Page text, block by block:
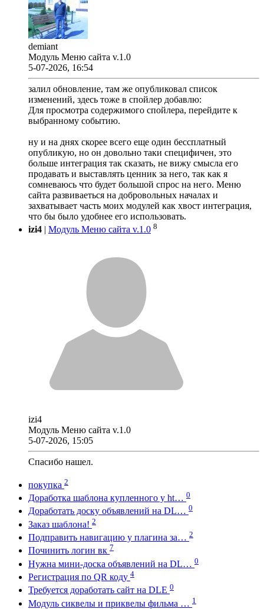
demiant
Модуль Меню сайта v.1.0
5-07-2026, 16:54
залил обновление, там же опубликовал список
изменений, здесь тоже в спойлер добавлю:
Для просмотра содержимого спойлера, перейдите к
выбранному событию.
ну и на днях скорее всего еще один бессплатный
опубликую, но он довольно таки специфичен, это
больше интеграция так сказать, не вижу смысла его
продавать и выставлять ценник за него, так как я
сомневаюсь что будет большой спрос на него. Меню
сайта развиваеться на добровольных началах и
захватывает часть моих модулей как хвост интеграция,
что бы было удобнее его использовать.
izi4
Модуль Меню сайта v.1.0 8
izi4
Модуль Меню сайта v.1.0
5-07-2026, 15:05
Спасибо нашел.
покупка 2
Доработка шаблона купленного у ht… 0
Доработать доску объявлений на DL… 0
Заказ шаблона! 2
Подправить навигацию у плагина за… 2
Починить логин вк 7
Нужна мини-доска объявлений на DL… 0
Регистрация по QR коду 4
Требуется доработать сайт на DLE 0
Модуль сиквелы и приквелы фильма … 1